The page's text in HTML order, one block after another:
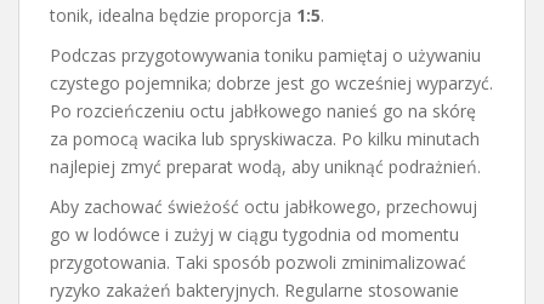
tonik, idealna będzie proporcja 1:5.
Podczas przygotowywania toniku pamiętaj o używaniu
czystego pojemnika; dobrze jest go wcześniej wyparzyć.
Po rozcieńczeniu octu jabłkowego nanieś go na skórę
za pomocą wacika lub spryskiwacza. Po kilku minutach
najlepiej zmyć preparat wodą, aby uniknąć podrażnień.
Aby zachować świeżość octu jabłkowego, przechowuj
go w lodówce i zużyj w ciągu tygodnia od momentu
przygotowania. Taki sposób pozwoli zminimalizować
ryzyko zakażeń bakteryjnych. Regularne stosowanie